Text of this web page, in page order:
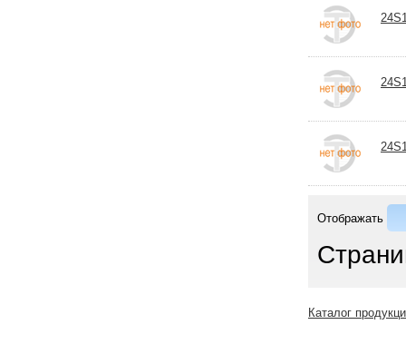
Отображать
Каталог